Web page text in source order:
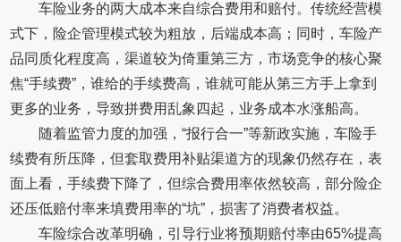
车险业务的两大成本来自综合费用和赔付。传统经营模
式下，险企管理模式较为粗放，后端成本高；同时，车险产
品同质化程度高，渠道较为倚重第三方，市场竞争的核心聚
焦“手续费”，谁给的手续费高，谁就可能从第三方手上拿到
更多的业务，导致拼费用乱象四起，业务成本水涨船高。
随着监管力度的加强，“报行合一”等新政实施，车险手
续费有所压降，但套取费用补贴渠道方的现象仍然存在，表
面上看，手续费下降了，但综合费用率依然较高，部分险企
还压低赔付率来填费用率的“坑”，损害了消费者权益。
车险综合改革明确，引导行业将预期赔付率由65%提高